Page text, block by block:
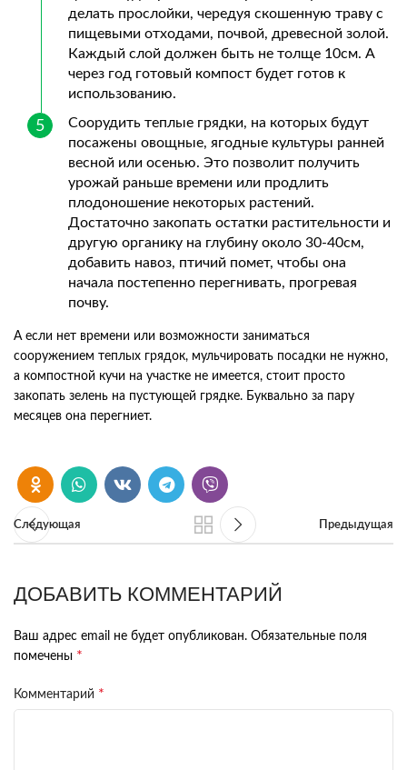
делать прослойки, чередуя скошенную траву с
пищевыми отходами, почвой, древесной золой.
Каждый слой должен быть не толще 10см. А
через год готовый компост будет готов к
использованию.
Соорудить теплые грядки, на которых будут
посажены овощные, ягодные культуры ранней
весной или осенью. Это позволит получить
урожай раньше времени или продлить
плодоношение некоторых растений.
Достаточно закопать остатки растительности и
другую органику на глубину около 30-40см,
добавить навоз, птичий помет, чтобы она
начала постепенно перегнивать, прогревая
почву.
А если нет времени или возможности заниматься
сооружением теплых грядок, мульчировать посадки не нужно,
а компостной кучи на участке не имеется, стоит просто
закопать зелень на пустующей грядке. Буквально за пару
месяцев она перегниет.
Следующая Предыдущая
ДОБАВИТЬ КОММЕНТАРИЙ
Ваш адрес email не будет опубликован. Обязательные поля
помечены *
Комментарий *